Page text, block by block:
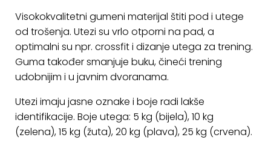
za
ljeto
O
NAMA
KONTAKT
Uvjeti
Visokokvalitetni gumeni materijal štiti pod i utege
od trošenja. Utezi su vrlo otporni na pad, a
optimalni su npr. crossfit i dizanje utega za trening.
Guma također smanjuje buku, čineći trening
udobnijim i u javnim dvoranama.
Utezi imaju jasne oznake i boje radi lakše
identifikacije. Boje utega: 5 kg (bijela), 10 kg
(zelena), 15 kg (žuta), 20 kg (plava), 25 kg (crvena).